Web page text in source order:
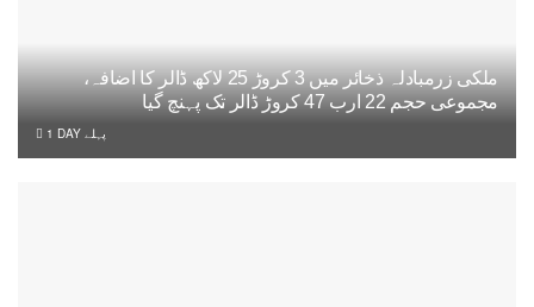
ملکی زرمبادلہ ذخائر میں 3 کروڑ 25 لاکھ ڈالر کا اضافہ،
مجموعی حجم 22 ارب 47 کروڑ ڈالر تک پہنچ گیا
1 DAY پہلے